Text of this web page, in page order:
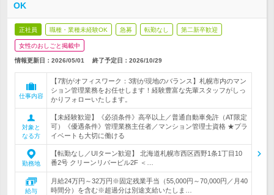
OK
正社員 職種・業種未経験OK 急募 転勤なし 第二新卒歓迎
女性のおしごと掲載中
情報更新日：2026/05/01 終了予定日： 2026/10/29
仕事内容
【7割がオフィスワーク：3割が現地のバランス】札幌市内のマン
ション管理業務をお任せします！経験豊富な先輩スタッフがしっ
かりフォローいたします。
対象と
なる方
【未経験歓迎】《必須条件》高卒以上／普通自動車免許（AT限定
可）《優遇条件》管理業務主任者／マンション管理士資格 ★プラ
イベートも大切に働ける
勤務地
【転勤なし／UIターン歓迎】 北海道札幌市西区西野1条1丁目10
番2号 クリーンリバービル2F ＜…
給与
月給24万円～32万円※固定残業手当（55,000円～70,000円／月40
時間分）を含む※超過分は別途支給いたしま…